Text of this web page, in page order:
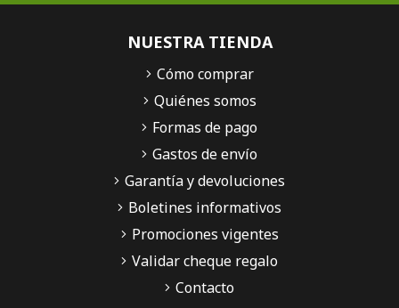
NUESTRA TIENDA
Cómo comprar
Quiénes somos
Formas de pago
Gastos de envío
Garantía y devoluciones
Boletines informativos
Promociones vigentes
Validar cheque regalo
Contacto